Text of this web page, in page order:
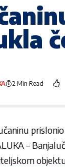
2 Min Read
–